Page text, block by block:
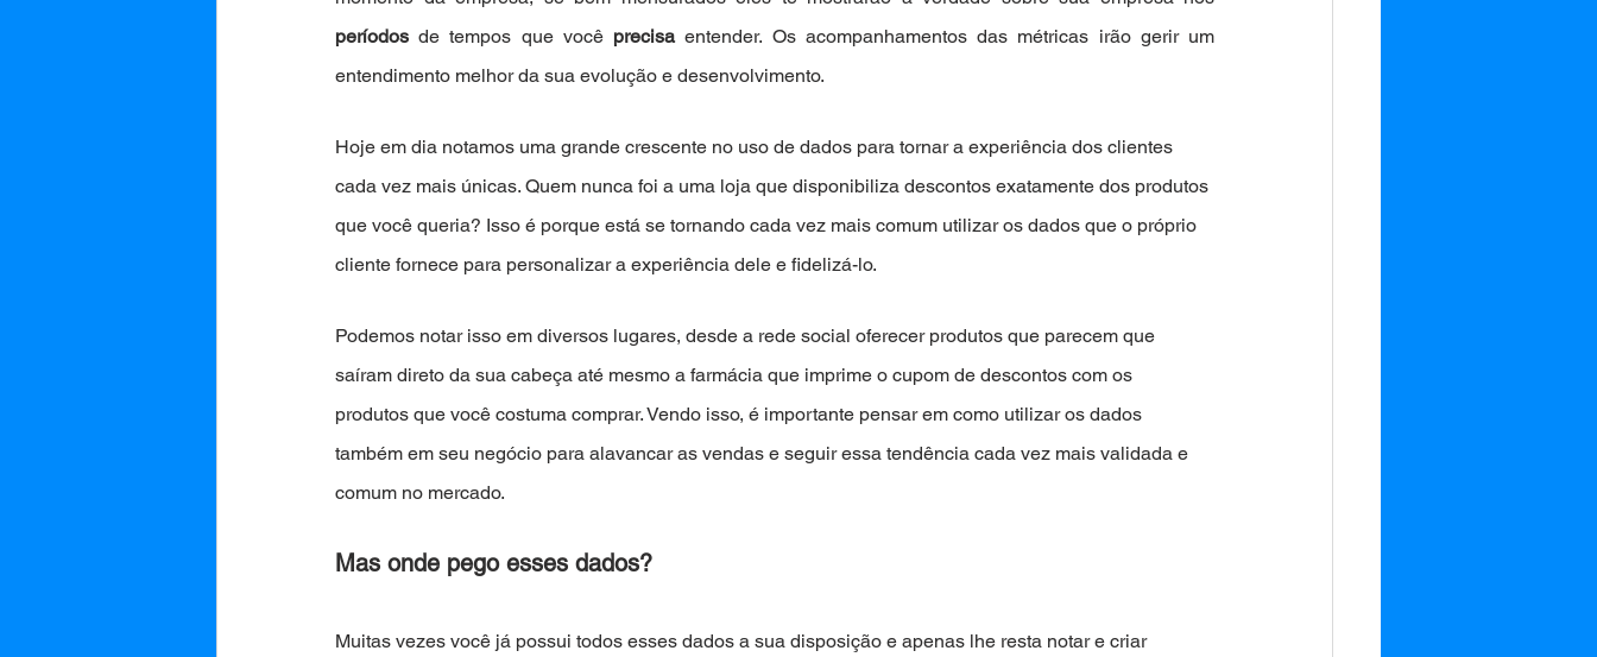
períodos de tempos que você precisa entender. Os acompanhamentos das métricas irão gerir um
entendimento melhor da sua evolução e desenvolvimento.
Hoje em dia notamos uma grande crescente no uso de dados para tornar a experiência dos clientes
cada vez mais únicas. Quem nunca foi a uma loja que disponibiliza descontos exatamente dos produtos
que você queria? Isso é porque está se tornando cada vez mais comum utilizar os dados que o próprio
cliente fornece para personalizar a experiência dele e fidelizá-lo.
Podemos notar isso em diversos lugares, desde a rede social oferecer produtos que parecem que
saíram direto da sua cabeça até mesmo a farmácia que imprime o cupom de descontos com os
produtos que você costuma comprar. Vendo isso, é importante pensar em como utilizar os dados
também em seu negócio para alavancar as vendas e seguir essa tendência cada vez mais validada e
comum no mercado.
Mas onde pego esses dados?
Muitas vezes você já possui todos esses dados a sua disposição e apenas lhe resta notar e criar